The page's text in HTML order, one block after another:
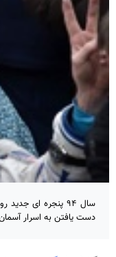
سال ۹۴ پنجره ای
دست یافتن به اسرار